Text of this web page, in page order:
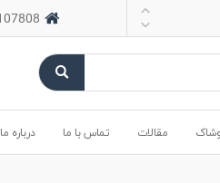
مقالات تماس با ما درباره ما